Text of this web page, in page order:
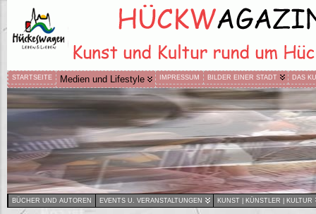
STARTSEITE Medien und Lifestyle IMPRESSUM BILDER EINER STADT DAS
BÜCHER UND AUTOREN EVENTS U. VERANSTALTUNGEN KUNST | KÜNSTLER | KULTUR